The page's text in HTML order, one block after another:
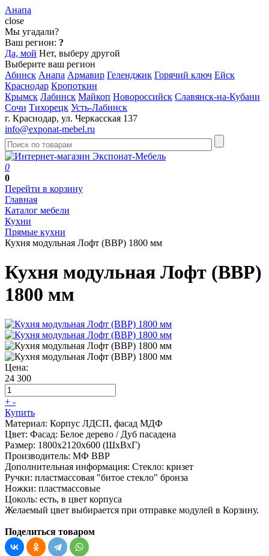
Анапа
close
Мы угадали?
Ваш регион: ?
Да, мой Нет, выберу другой
Выберите ваш регион
Абинск Анапа Армавир Геленджик Горячий ключ Ейск
Краснодар Кропоткин
Крымск Лабинск Майкоп Новороссийск Славянск-на-Кубани
Сочи Тихорецк Усть-Лабинск
г. Краснодар, ул. Черкасская 137
info@exponat-mebel.ru
0
0
Перейти в корзину
Главная
Каталог мебели
Кухни
Прямые кухни
Кухня модульная Лофт (ВВР) 1800 мм
Кухня модульная Лофт (ВВР)
1800 мм
Цена:
24 300
+ -
Купить
Материал: Корпус ЛДСП, фасад МДФ
Цвет: Фасад: Белое дерево / Дуб пасадена
Размер: 1800х2120х600 (ШхВхГ)
Производитель: МФ ВВР
Дополнительная информация: Стекло: кризет
Ручки: пластмассовая "битое стекло" бронза
Ножки: пластмассовые
Цоколь: есть, в цвет корпуса
Желаемый цвет выбирается при отправке модулей в Корзину.
Поделиться товаром